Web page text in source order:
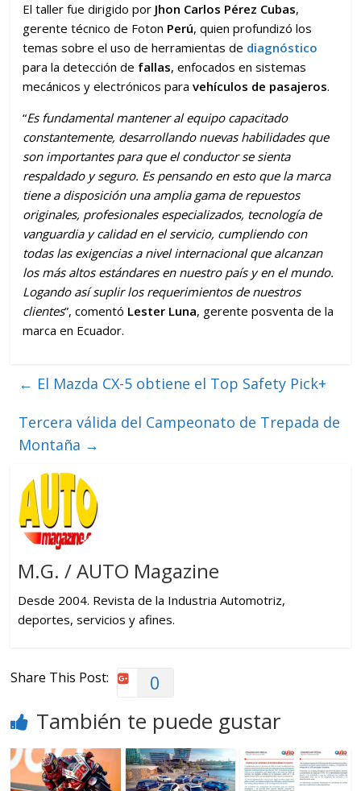
El taller fue dirigido por Jhon Carlos Pérez Cubas,
gerente técnico de Foton Perú, quien profundizó los
temas sobre el uso de herramientas de diagnóstico
para la detección de fallas, enfocados en sistemas
mecánicos y electrónicos paravehículos de pasajeros.
“Es fundamental mantener al equipo capacitado
constantemente, desarrollando nuevas habilidades que
son importantes para que el conductor se sienta
respaldado y seguro. Es pensando en esto que la marca
tiene a disposición una amplia gama de repuestos
originales, profesionales especializados, tecnología de
vanguardia y calidad en el servicio, cumpliendo con
todas las exigencias a nivel internacional que alcanzan
los más altos estándares en nuestro país y en el mundo.
Logando así suplir los requerimientos de nuestros
clientes”, comentó Lester Luna, gerente posventa de la
marca en Ecuador.
← El Mazda CX-5 obtiene el Top Safety Pick+
Tercera válida del Campeonato de Trepada de
Montaña →
M.G. / AUTO Magazine
Desde 2004. Revista de la Industria Automotriz,
deportes, servicios y afines.
Share This Post: 0
También te puede gustar